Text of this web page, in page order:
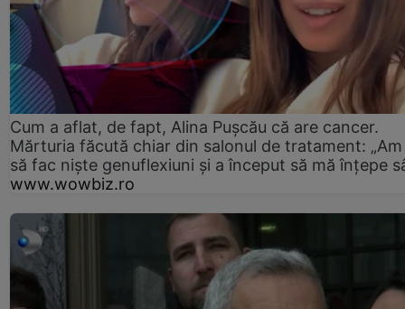
Cum a aflat, de fapt, Alina Pușcău că are cancer.
Mărturia făcută chiar din salonul de tratament:
să fac niște genuflexiuni și a început să mă înțepe
www.wowbiz.ro